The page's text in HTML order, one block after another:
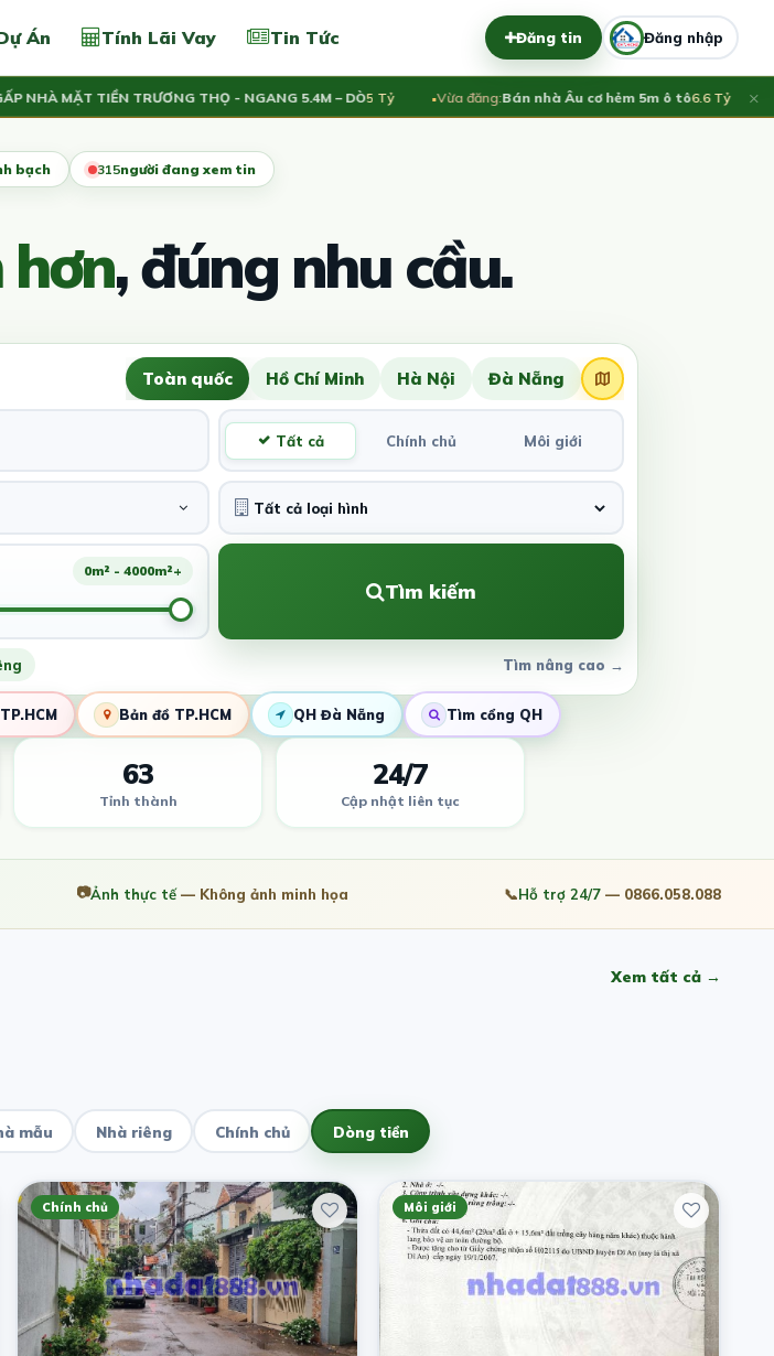
Án Tính Lãi Vay Tin Tức Đăng tin Đăng nhập
MẶT TIỀN TRƯƠNG THỌ - NGANG 5.4M – DÒ 5 Tỷ Vừa đăng:Bán nhà Âu cơ hẻm 5m ô tô6.6 Tỷ Vừa
×
bạch 318người đang xem tin
hơn, đúng nhu cầu.
Toàn quốc Hồ Chí Minh Hà Nội Đà Nẵng
Tất cả Chính chủ Môi giới
0m² - 4000m²+
Tìm kiếm
Tìm nâng cao →
Bản đồ TP.HCM QH Đà Nẵng Tìm cổng QH
63
Tỉnh thành
24/7
Cập nhật liên tục
📷Ảnh thực tế— Không ảnh minh họa 📞Hỗ trợ 24/7 — 0866.058.088
Xem tất cả →
mẫu Nhà riêng Chính chủ Dòng tiền
Chính chủ Môi giới